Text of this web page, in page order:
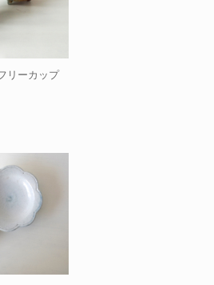
リーカップ